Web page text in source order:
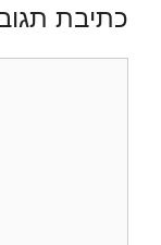
כתיבת